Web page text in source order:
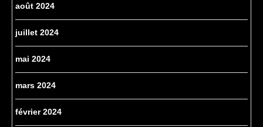
août 2024
juillet 2024
mai 2024
mars 2024
février 2024